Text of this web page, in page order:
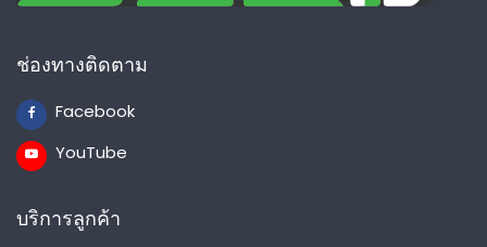
ช่องทางติดตาม
Facebook
YouTube
บริการลูกค้า